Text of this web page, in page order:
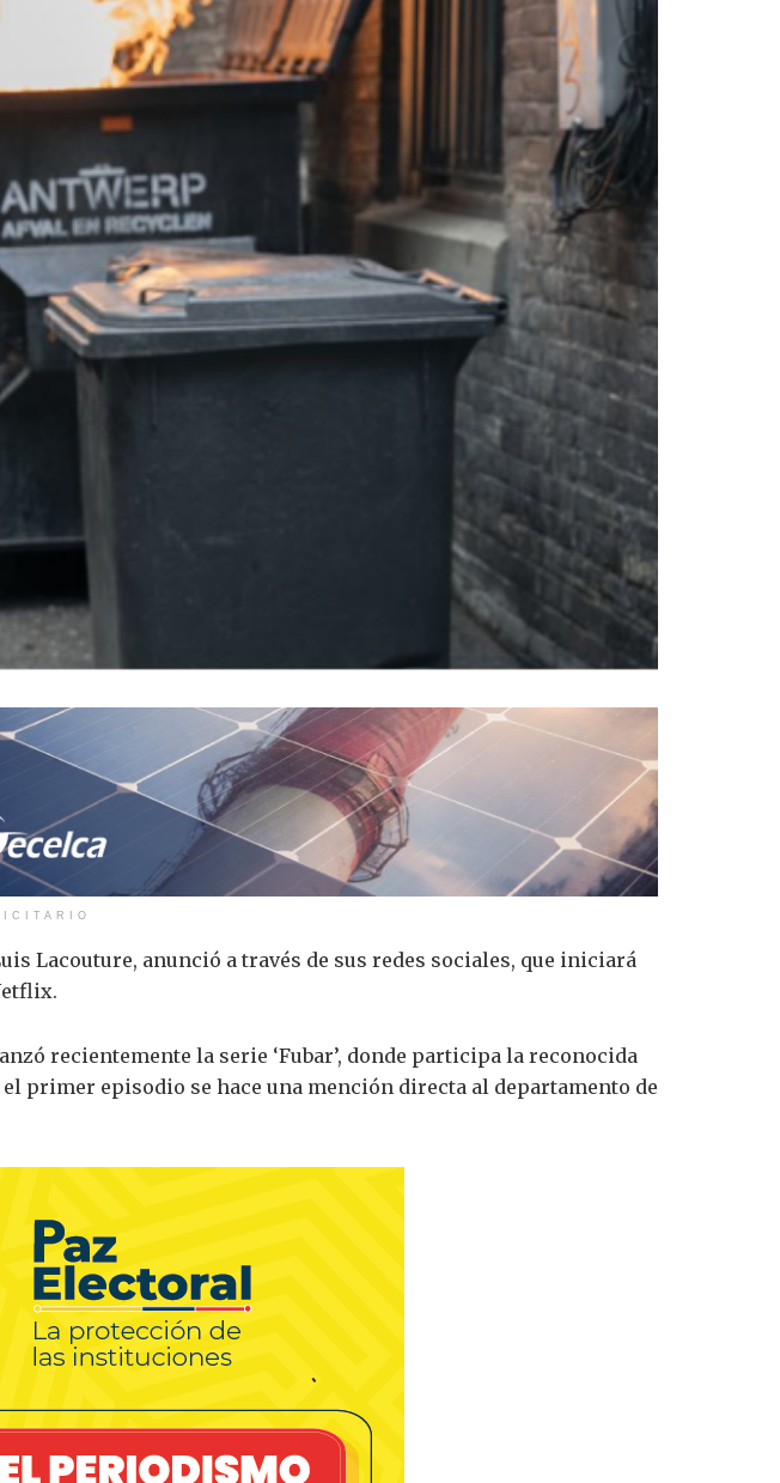
Lacouture, anunció a través de sus redes sociales, que iniciará
recientemente la serie ‘Fubar’, donde participa la reconocida
primer episodio se hace una mención directa al departamento de